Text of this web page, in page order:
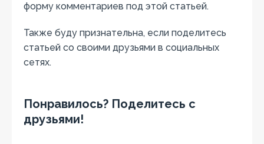
форму комментариев под этой статьей.
Также буду признательна, если поделитесь
статьей со своими друзьями в социальных
сетях.
Понравилось? Поделитесь с
друзьями!